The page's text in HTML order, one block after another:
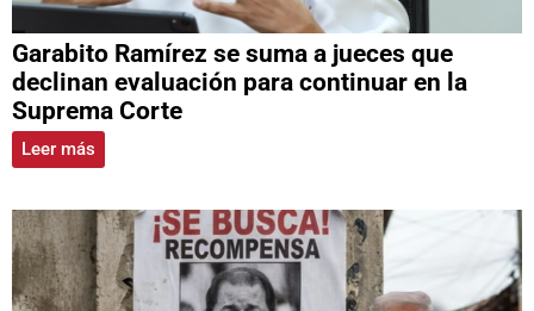
Garabito Ramírez se suma a jueces que
declinan evaluación para continuar en la
Suprema Corte
Leer más